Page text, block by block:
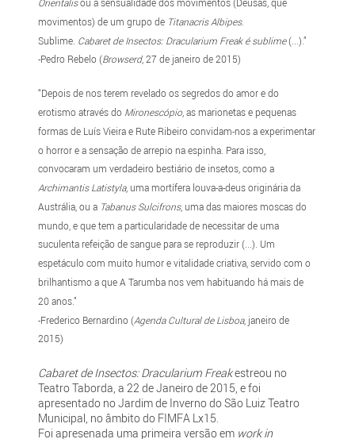
movimentos) de um grupo de Titanacris Albipes.
Sublime. Cabaret de Insectos: Dracularium Freak é sublime(...).”
-Pedro Rebelo (Browserd, 27 de janeiro de 2015)
“Depois de nos terem revelado os segredos do amor e do
erotismo através do Mironescópio , as marionetas e pequenas
formas de Luís Vieira e Rute Ribeiro convidam-nos a experimentar
o horror e a sensação de arrepio na espinha. Para isso,
convocaram um verdadeiro bestiário de insetos, como a
Archimantis Latistyla, uma mortífera louva-a-deus originária da
Austrália, ou a Tabanus Sulcifrons, uma das maiores moscas do
mundo, e que tem a particularidade de necessitar de uma
suculenta refeição de sangue para se reproduzir (...). Um
espetáculo com muito humor e vitalidade criativa, servido com o
brilhantismo a que A Tarumba nos vem habituando há mais de
20 anos.”
-Frederico Bernardino (Agenda Cultural de Lisboa, janeiro de
2015)
Cabaret de Insectos: Dracularium Freakestreou no
Teatro Taborda, a 22 de Janeiro de 2015, e foi
apresentado no Jardim de Inverno do São Luiz Teatro
Municipal, no âmbito do FIMFA Lx15.
Foi apresenada uma primeira versão em work in